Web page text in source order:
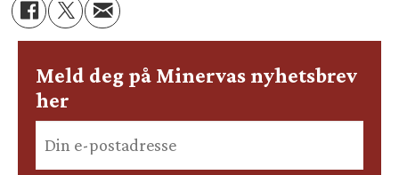
Meld deg på Minervas nyhetsbrev
her